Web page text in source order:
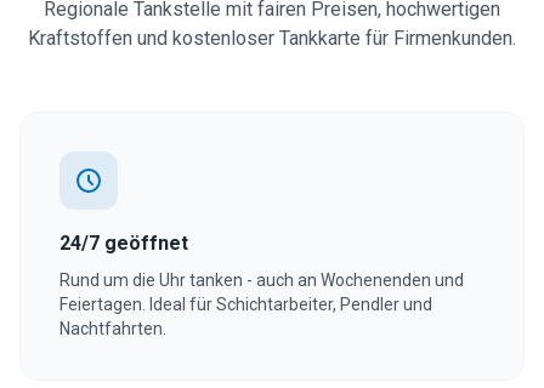
Regionale Tankstelle mit fairen Preisen, hochwertigen
Kraftstoffen und kostenloser Tankkarte für Firmenkunden.
24/7 geöffnet
Rund um die Uhr tanken - auch an Wochenenden und
Feiertagen. Ideal für Schichtarbeiter, Pendler und
Nachtfahrten.